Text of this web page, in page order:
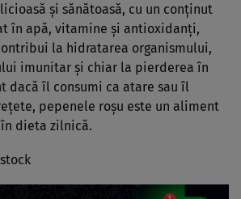
și sănătoasă, cu un conținut
în apă, vitamine și antioxidanți,
la hidratarea organismului,
imunitar și chiar la pierderea în
dacă îl consumi ca atare sau îl
pepenele roșu este un aliment
dieta zilnică.